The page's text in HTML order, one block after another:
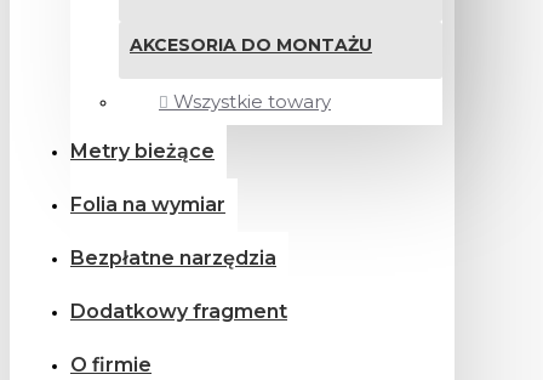
AKCESORIA DO MONTAŻU
Wszystkie towary
Metry bieżące
Folia na wymiar
Bezpłatne narzędzia
Dodatkowy fragment
O firmie